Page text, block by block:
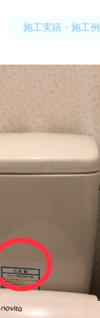
施工実績・施工例